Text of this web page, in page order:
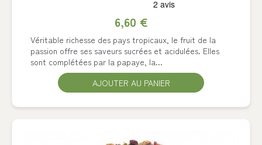
6,60 €
Véritable richesse des pays tropicaux, le fruit de la
passion offre ses saveurs sucrées et acidulées. Elles
sont complétées par la papaye, la...
AJOUTER AU PANIER